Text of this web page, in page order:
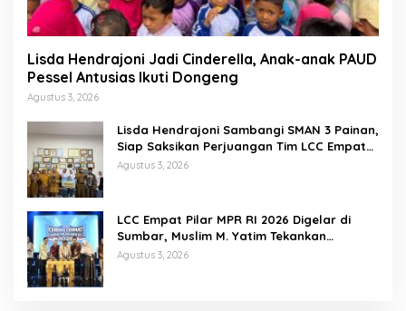
Lisda Hendrajoni Jadi Cinderella, Anak-anak PAUD
Pessel Antusias Ikuti Dongeng
Agustus 3, 2026
Lisda Hendrajoni Sambangi SMAN 3 Painan,
Siap Saksikan Perjuangan Tim LCC Empat
Pilar di Jakarta
Agustus 3, 2026
LCC Empat Pilar MPR RI 2026 Digelar di
Sumbar, Muslim M. Yatim Tekankan
Pentingnya Karakter Generasi Muda
Agustus 3, 2026